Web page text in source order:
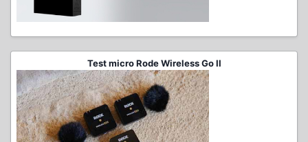
Test micro Rode Wireless Go II